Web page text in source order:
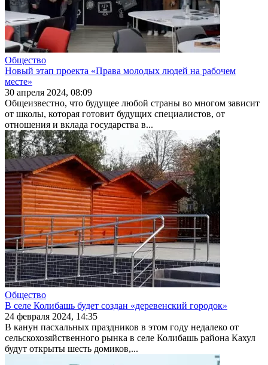
Общество
Новый этап проекта «Права молодых людей на рабочем
месте»
30 апреля 2024, 08:09
Общеизвестно, что будущее любой страны во многом зависит
от школы, которая готовит будущих специалистов, от
отношения и вклада государства в...
Общество
В селе Колибашь будет создан «деревенский городок»
24 февраля 2024, 14:35
В канун пасхальных праздников в этом году недалеко от
сельскохозяйственного рынка в селе Колибашь района Кахул
будут открыты шесть домиков,...